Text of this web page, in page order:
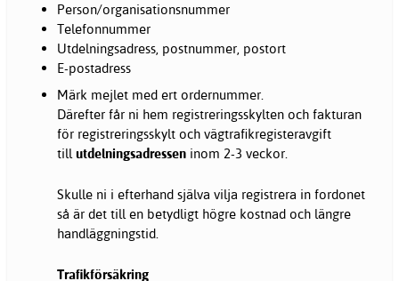
Person/organisationsnummer
Telefonnummer
Utdelningsadress, postnummer, postort
E-postadress
Märk mejlet med ert ordernummer.
Därefter får ni hem registreringsskylten och fakturan
för registreringsskylt och vägtrafikregisteravgift
tillutdelningsadressen inom 2-3 veckor.
Skulle ni i efterhand själva vilja registrera in fordonet
så är det till en betydligt högre kostnad och längre
handläggningstid.
Trafikförsäkring